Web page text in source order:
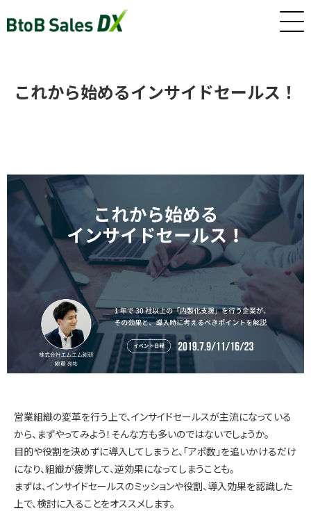
インサイドセールス/カスタマーサクセス早期戦力化人材（派
新卒・若手向けインサイドセールス研修・トレーニング
インサイドセールス 改善伴走プログラム
インサイドセールスBPO（業務委託/アウトソーシング）
インサイドセールスセルフマネジメント支援ツール（KPI・進
捗可視化）
ナーチャリングコンテンツ内製化支援（資料・動画）
これから始めるインサイドセールス！
営業組織の変革を行う上で、インサイドセールスが主流になっている
から、まずやってみよう！そんな方も多いのではないでしょうか。
目的や役割を決めずに導入してしまうと、「アポ数」を追いかけるだけ
になり、組織が疲弊して、逆効果になってしまうことも。
まずは、インサイドセールスのミッションや役割、導入効果を認識した
上で、検討に入ることをオススメします。